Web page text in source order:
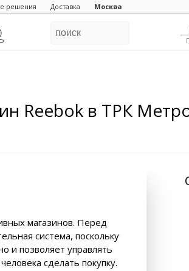
решения Доставка Москва
Reebok в ТРК
магазинов. Перед
система, поскольку
и позволяет управлять
сделать покупку.